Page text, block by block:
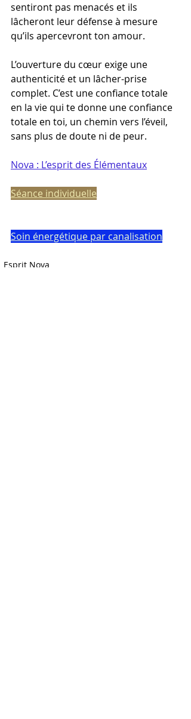
sentiront pas menacés et ils
lâcheront leur défense à mesure
qu’ils apercevront ton amour.
L’ouverture du cœur exige une
authenticité et un lâcher-prise
complet. C’est une confiance totale
en la vie qui te donne une confiance
totale en toi, un chemin vers l’éveil,
sans plus de doute ni de peur.
Nova : L’esprit des Élémentaux
Séance individuelle
Soin énergétique par canalisation
_Esprit Nova